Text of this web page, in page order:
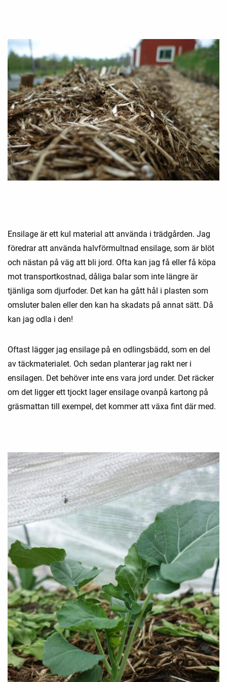
Ensilage är ett kul material att använda i trädgården. Jag
föredrar att använda halvförmultnad ensilage, som är blöt
och nästan på väg att bli jord. Ofta kan jag få eller få köpa
mot transportkostnad, dåliga balar som inte längre är
tjänliga som djurfoder. Det kan ha gått hål i plasten som
omsluter balen eller den kan ha skadats på annat sätt. Då
kan jag odla i den!
Oftast lägger jag ensilage på en odlingsbädd, som en del
av täckmaterialet. Och sedan planterar jag rakt ner i
ensilagen. Det behöver inte ens vara jord under. Det räcker
om det ligger ett tjockt lager ensilage ovanpå kartong på
gräsmattan till exempel, det kommer att växa fint där med.